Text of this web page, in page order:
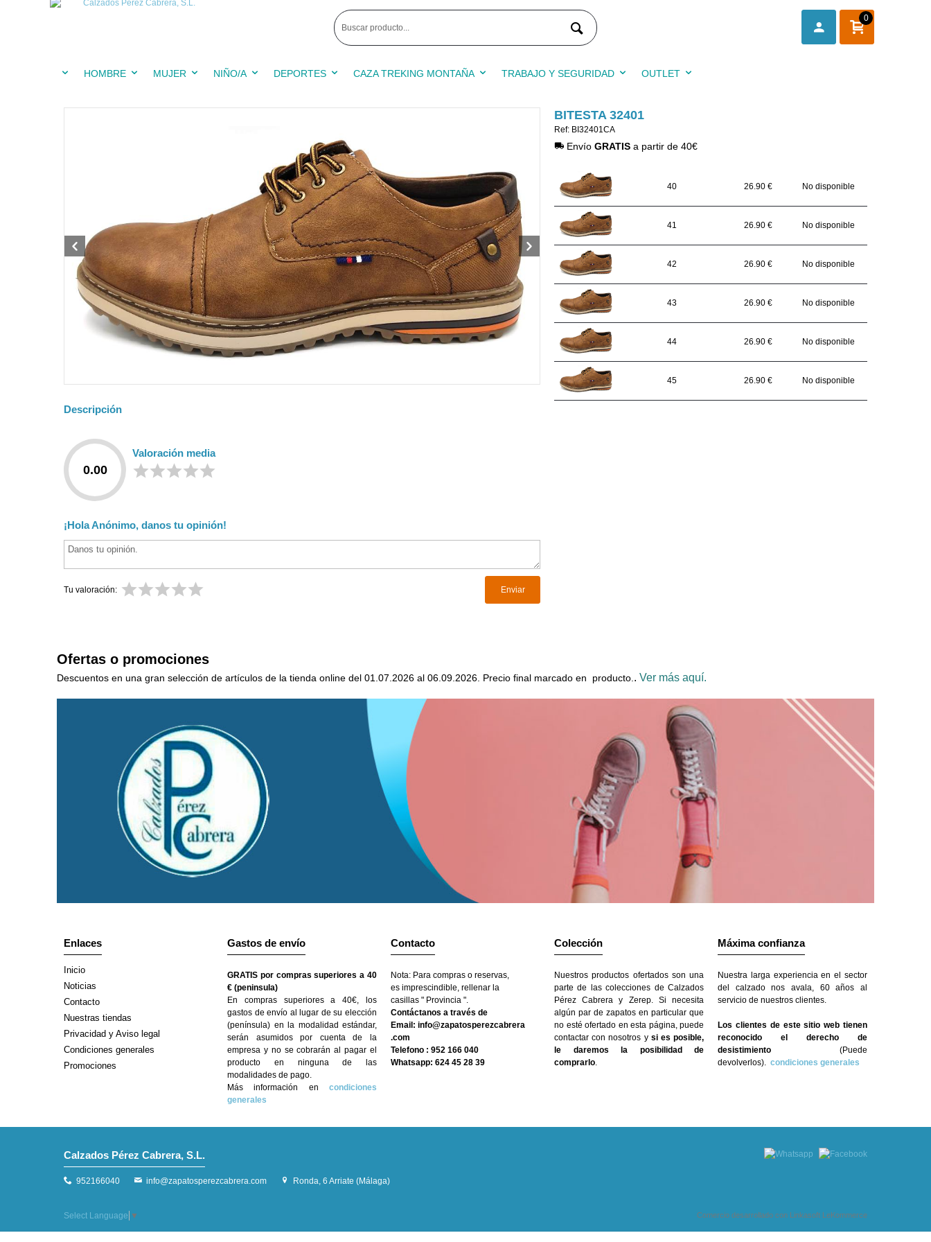
0
HOMBRE MUJER NIÑO/A DEPORTES CAZA TREKING MONTAÑA TRABAJO Y SEGURIDAD OUTLET
Descripción
BITESTA 32401
Ref: BI32401CA
Envío GRATIS a partir de 40€
40 26.90 € No disponible
41 26.90 € No disponible
42 26.90 € No disponible
43 26.90 € No disponible
44 26.90 € No disponible
45 26.90 € No disponible
0.00
Valoración media
¡Hola Anónimo, danos tu opinión!
Tu valoración:
Ofertas o promociones
Descuentos en una gran selección de artículos de la tienda online del 01.07.2026 al 06.09.2026. Precio final marcado en producto. . Ver más aquí.
Enlaces
Inicio
Noticias
Contacto
Nuestras tiendas
Privacidad y Aviso legal
Condiciones generales
Promociones
Gastos de envío
GRATIS por compras superiores a 40
€ (peninsula)
En compras superiores a 40€, los
gastos de envío al lugar de su elección
(península) en la modalidad estándar,
serán asumidos por cuenta de la
empresa y no se cobrarán al pagar el
producto en ninguna de las
modalidades de pago.
Más información en condiciones
generales
Contacto
Nota: Para compras o reservas,
es imprescindible, rellenar la
casillas " Provincia ".
Contáctanos a través de
Email: info@zapatosperezcabrera
.com
Telefono : 952 166 040
Whatsapp: 624 45 28 39
Colección
Nuestros productos ofertados son una
parte de las colecciones de Calzados
Pérez Cabrera y Zerep. Si necesita
algún par de zapatos en particular que
no esté ofertado en esta página, puede
contactar con nosotros y si es posible,
le daremos la posibilidad de
comprarlo.
Máxima confianza
Nuestra larga experiencia en el sector
del calzado nos avala, 60 años al
servicio de nuestros clientes.
Los clientes de este sitio web tienen
reconocido el derecho de
desistimiento (Puede
devolverlos). condiciones generales
Calzados Pérez Cabrera, S.L.
952166040 info@zapatosperezcabrera.com Ronda, 6 Arriate (Málaga)
Select Language ▼ Comercio desarrollado con Linkasoft LeKommerce